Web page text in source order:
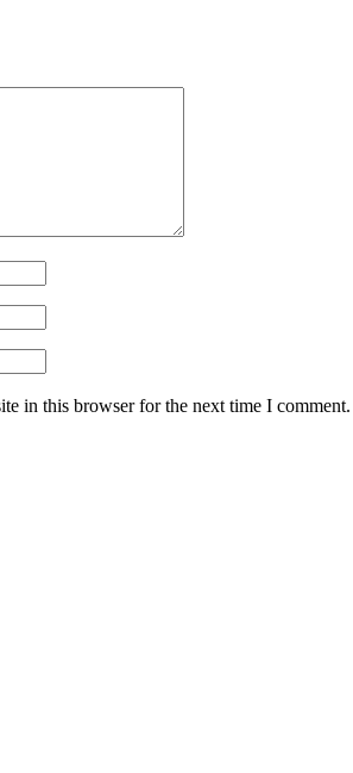
in this browser for the next time I comment.